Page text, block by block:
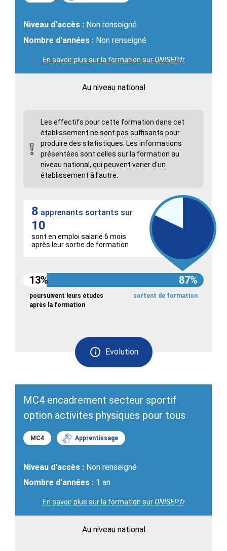
Niveau d'accès : Non renseigné
Nombre d'années : Non renseigné
En savoir plus sur la formation surONISEP.fr
Au niveau national
Les effectifs pour cette formation dans cet
établissement ne sont pas suffisants pour
produire des statistiques. Les informations
présentées sont celles sur la formation au
niveau national, qui peuvent varier d'un
établissement à l'autre.
Evolution
8 apprenants sortants sur
10
sont en emploi salarié 6 mois
après leur sortie de formation
13% 87%
poursuivent leurs études
après la formation
sortent de formation
MC4 encadrement secteur sportif
option activites physiques pour tous
MC4 Apprentissage
Niveau d'accès : Non renseigné
Nombre d'années : 1 an
En savoir plus sur la formation surONISEP.fr
Au niveau national